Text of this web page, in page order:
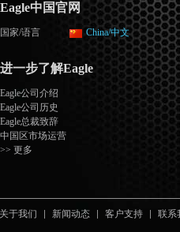
Eagle中国官网
国家/语言 China/中文
进一步了解Eagle
Eagle公司介绍
Eagle公司历史
Eagle总裁致辞
中国区市场运营
>> 更多
关于我们 新闻动态 客户支持 联系